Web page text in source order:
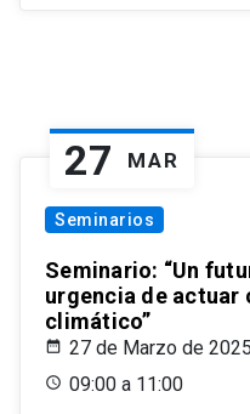
27 MAR
Seminarios
Seminario: “Un
urgencia de actuar
climático”
27 de Marzo de 2025
09:00 a 11:00